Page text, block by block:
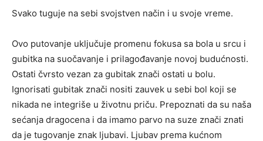
Svako tuguje na sebi svojstven način i u svoje vreme.
Ovo putovanje uključuje promenu fokusa sa bola u srcu i
gubitka na suočavanje i prilagođavanje novoj budućnosti.
Ostati čvrsto vezan za gubitak znači ostati u bolu.
Ignorisati gubitak znači nositi zauvek u sebi bol koji se
nikada ne integriše u životnu priču. Prepoznati da su naša
sećanja dragocena i da imamo parvo na suze znači znati
da je tugovanje znak ljubavi. Ljubav prema kućnom